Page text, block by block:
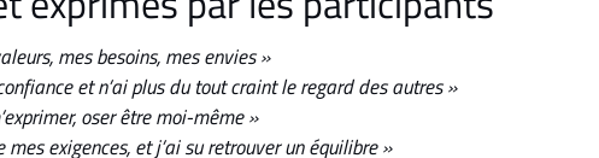
mes besoins, mes envies »
et n’ai plus du tout craint le regard des autres »
oser être moi-même »
exigences, et j’ai su retrouver un équilibre »